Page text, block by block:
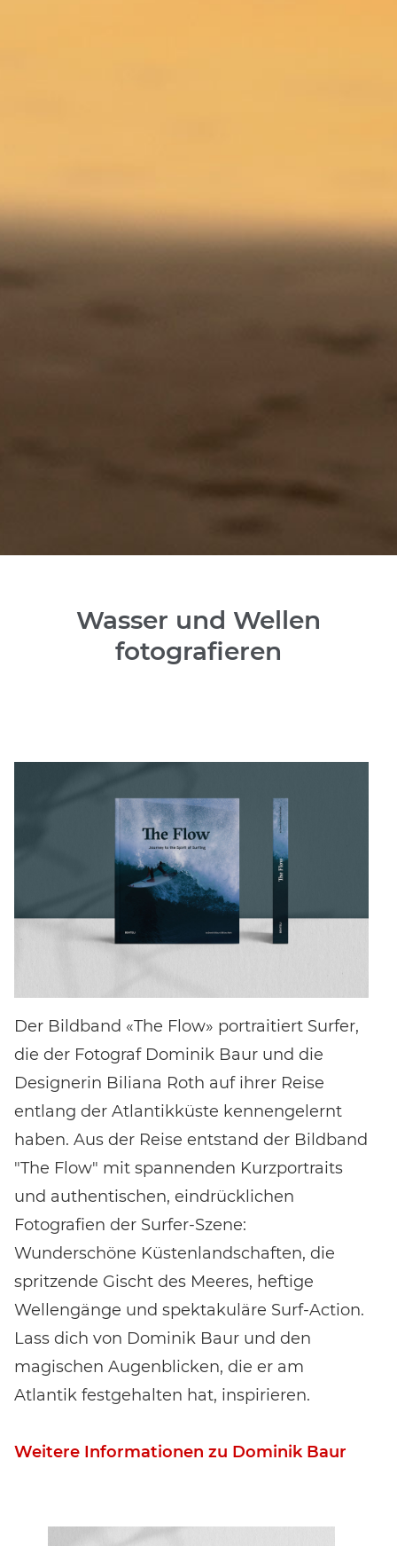
Event-Code hier eingeben
EVENT FINDEN
entscheidenund Zugang zu exklusiven Inhalten und
Bewertungen erhalten.
Wasser und Wellen
fotografieren
Der Bildband «The Flow» portraitiert Surfer,
die der Fotograf Dominik Baur und die
Designerin Biliana Roth auf ihrer Reise
entlang der Atlantikküste kennengelernt
haben. Aus der Reise entstand der Bildband
"The Flow" mit spannenden Kurzportraits
und authentischen, eindrücklichen
Fotografien der Surfer-Szene:
Wunderschöne Küstenlandschaften, die
spritzende Gischt des Meeres, heftige
Wellengänge und spektakuläre Surf-Action.
Lass dich von Dominik Baur und den
magischen Augenblicken, die er am
Atlantik festgehalten hat, inspirieren.
Weitere Informationen zu Dominik Baur